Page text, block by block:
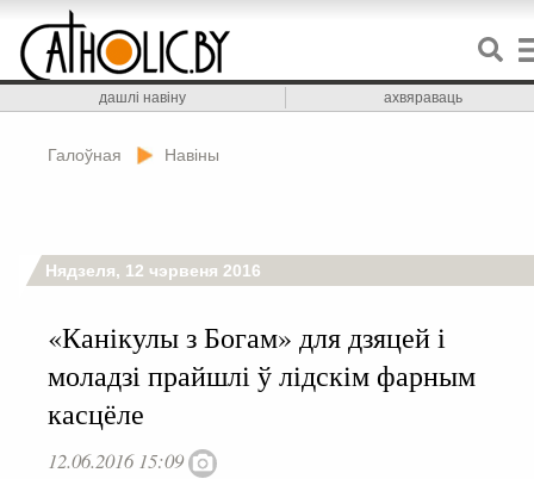
дашлі навіну ахвяраваць
Галоўная Навіны
Нядзеля, 12 чэрвеня 2016
«Канікулы з Богам» для дзяцей і
моладзі прайшлі ў лідскім фарным
касцёле
12.06.2016 15:09